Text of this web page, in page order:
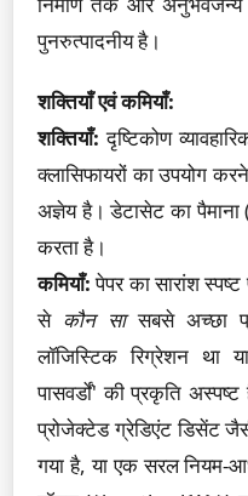
पुनरुत्पादनीय है।
शक्तियाँ एवं कमियाँ:
शक्तियाँ: दृष्टिकोण
क्लासिफायरों का उपयोग
अज्ञेय है। डेटासेट का
करता है।
कमियाँ:पेपर का सारांश
से कौन सासबसे अच्छा
लॉजिस्टिक रिग्रेशन था
पासवर्डों' की प्रकृति
प्रोजेक्टेड ग्रेडिएंट डिसेंट
गया है, या एक सरल नियम-